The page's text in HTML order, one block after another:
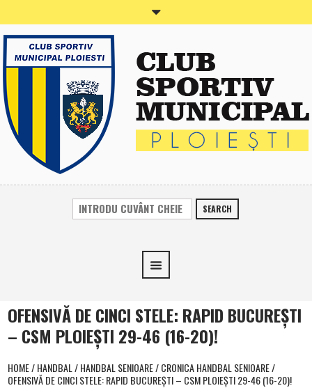
SEARCH
OFENSIVĂ DE CINCI STELE: RAPID BUCUREŞTI
– CSM PLOIEŞTI 29-46 (16-20)!
HOME/HANDBAL/HANDBAL SENIOARE/CRONICA HANDBAL SENIOARE/
OFENSIVĂ DE CINCI STELE: RAPID BUCUREŞTI – CSM PLOIEŞTI 29-46 (16-20)!